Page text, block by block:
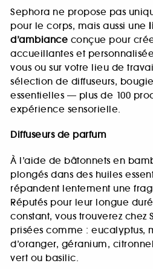
Sephora ne propose pas
pour le corps, mais aussi une
d’ambiance conçue pour
accueillantes et
vous ou sur votre lieu de
sélection de diffuseurs,
essentielles — plus de 100
expérience sensorielle.
Diffuseurs de parfum
À l’aide de bâtonnets en
plongés dans des huiles
répandent lentement une
Réputés pour leur longue
constant, vous trouverez chez
prisées comme : eucalyptus,
d’oranger, géranium,
vert ou basilic.